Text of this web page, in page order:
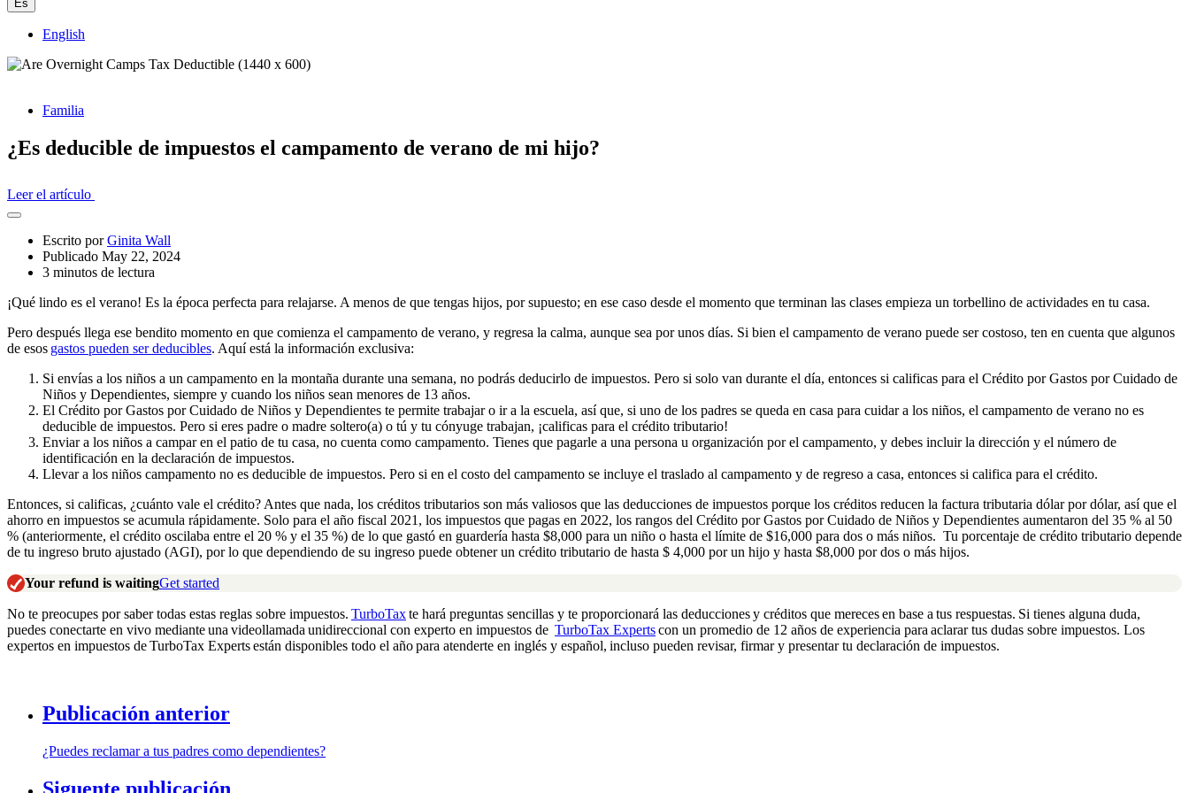
Es
English
Familia
¿Es deducible de impuestos el campamento de verano de mi hijo?
Leer el artículo
Abrir
cajón
compartido
Escrito porGinita Wall
Publicado May 22, 2024
3 minutos de lectura
¡Qué lindo es el verano! Es la época perfecta para relajarse. A menos de que tengas hijos, por supuesto; en ese caso desde el momento que terminan las clases empieza un torbellino de actividades en tu casa.
Pero después llega ese bendito momento en que comienza el campamento de verano, y regresa la calma, aunque sea por unos días. Si bien el campamento de verano puede ser costoso, ten en cuenta que algunos
de esos gastos pueden ser deducibles. Aquí está la información exclusiva:
Si envías a los niños a un campamento en la montaña durante una semana, no podrás deducirlo de impuestos. Pero si solo van durante el día, entonces si calificas para el Crédito por Gastos por Cuidado de
Niños y Dependientes, siempre y cuando los niños sean menores de 13 años.
El Crédito por Gastos por Cuidado de Niños y Dependientes te permite trabajar o ir a la escuela, así que, si uno de los padres se queda en casa para cuidar a los niños, el campamento de verano no es
deducible de impuestos. Pero si eres padre o madre soltero(a) o tú y tu cónyuge trabajan, ¡calificas para el crédito tributario!
Enviar a los niños a campar en el patio de tu casa, no cuenta como campamento. Tienes que pagarle a una persona u organización por el campamento, y debes incluir la dirección y el número de
identificación en la declaración de impuestos.
Llevar a los niños campamento no es deducible de impuestos. Pero si en el costo del campamento se incluye el traslado al campamento y de regreso a casa, entonces si califica para el crédito.
Entonces, si calificas, ¿cuánto vale el crédito? Antes que nada, los créditos tributarios son más valiosos que las deducciones de impuestos porque los créditos reducen la factura tributaria dólar por dólar, así que el
ahorro en impuestos se acumula rápidamente. Solo para el año fiscal 2021, los impuestos que pagas en 2022, los rangos del Crédito por Gastos por Cuidado de Niños y Dependientes aumentaron del 35 % al 50
% (anteriormente, el crédito oscilaba entre el 20 % y el 35 %) de lo que gastó en guardería hasta $8,000 para un niño o hasta el límite de $16,000 para dos o más niños. Tu porcentaje de crédito tributario depende
de tu ingreso bruto ajustado (AGI), por lo que dependiendo de su ingreso puede obtener un crédito tributario de hasta $ 4,000 por un hijo y hasta $8,000 por dos o más hijos.
Your refund is waitingGet started
No te preocupes por saber todas estas reglas sobre impuestos. TurboTaxte hará preguntas sencillas y te proporcionará las deducciones y créditos que mereces en base a tus respuestas. Si tienes alguna duda,
puedes conectarte en vivo mediante una videollamada unidireccional con experto en impuestos de TurboTax Expertscon un promedio de 12 años de experiencia para aclarar tus dudas sobre impuestos. Los
expertos en impuestos de TurboTax Experts están disponibles todo el año para atenderte en inglés y español, incluso pueden revisar, firmar y presentar tu declaración de impuestos.
Publicación anterior
¿Puedes reclamar a tus padres como dependientes?
Siguente publicación